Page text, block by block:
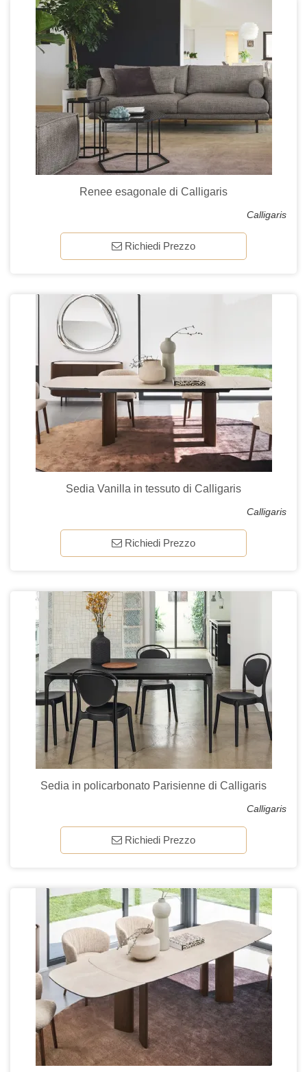
Renee esagonale di Calligaris
Calligaris
Richiedi Prezzo
Sedia Vanilla in tessuto di Calligaris
Calligaris
Richiedi Prezzo
Sedia in policarbonato Parisienne di Calligaris
Calligaris
Richiedi Prezzo